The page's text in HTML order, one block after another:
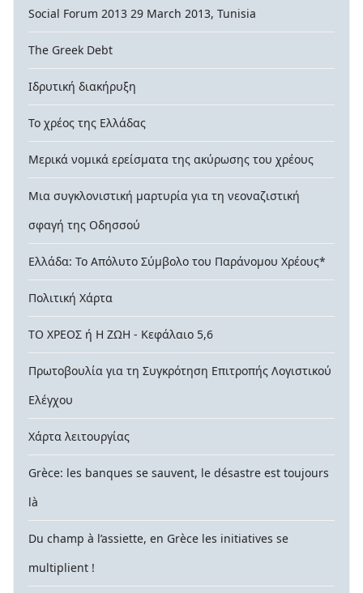
Social Forum 2013 29 March 2013, Tunisia
The Greek Debt
Ιδρυτική διακήρυξη
Το χρέος της Ελλάδας
Μερικά νομικά ερείσματα της ακύρωσης του χρέους
Μια συγκλονιστική μαρτυρία για τη νεοναζιστική
σφαγή της Οδησσού
Ελλάδα: Το Απόλυτο Σύμβολο του Παράνομου Χρέους*
Πολιτική Χάρτα
ΤΟ ΧΡΕΟΣ ή Η ΖΩΗ - Κεφάλαιο 5,6
Πρωτοβουλία για τη Συγκρότηση Επιτροπής Λογιστικού
Ελέγχου
Χάρτα λειτουργίας
Grèce: les banques se sauvent, le désastre est toujours
là
Du champ à l’assiette, en Grèce les initiatives se
multiplient !